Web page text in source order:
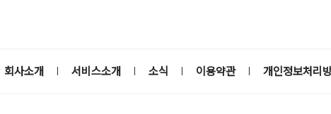
회사소개 서비스소개 소식 이용약관 개인정보처리